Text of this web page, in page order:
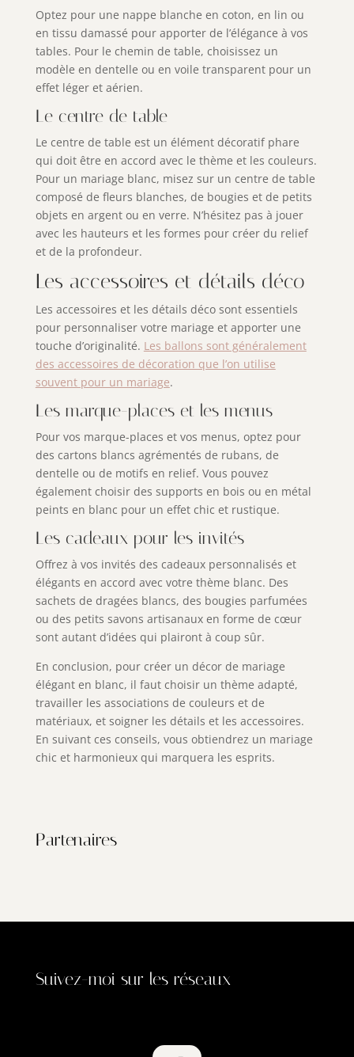
Optez pour une nappe blanche en coton, en lin ou
en tissu damassé pour apporter de l’élégance à vos
tables. Pour le chemin de table, choisissez un
modèle en dentelle ou en voile transparent pour un
effet léger et aérien.
Le centre de table
Le centre de table est un élément décoratif phare
qui doit être en accord avec le thème et les couleurs.
Pour un mariage blanc, misez sur un centre de table
composé de fleurs blanches, de bougies et de petits
objets en argent ou en verre. N’hésitez pas à jouer
avec les hauteurs et les formes pour créer du relief
et de la profondeur.
Les accessoires et détails déco
Les accessoires et les détails déco sont essentiels
pour personnaliser votre mariage et apporter une
touche d’originalité. Les ballons sont généralement
des accessoires de décoration que l’on utilise
souvent pour un mariage.
Les marque-places et les menus
Pour vos marque-places et vos menus, optez pour
des cartons blancs agrémentés de rubans, de
dentelle ou de motifs en relief. Vous pouvez
également choisir des supports en bois ou en métal
peints en blanc pour un effet chic et rustique.
Les cadeaux pour les invités
Offrez à vos invités des cadeaux personnalisés et
élégants en accord avec votre thème blanc. Des
sachets de dragées blancs, des bougies parfumées
ou des petits savons artisanaux en forme de cœur
sont autant d’idées qui plairont à coup sûr.
En conclusion, pour créer un décor de mariage
élégant en blanc, il faut choisir un thème adapté,
travailler les associations de couleurs et de
matériaux, et soigner les détails et les accessoires.
En suivant ces conseils, vous obtiendrez un mariage
chic et harmonieux qui marquera les esprits.
Partenaires
Suivez-moi sur les réseaux